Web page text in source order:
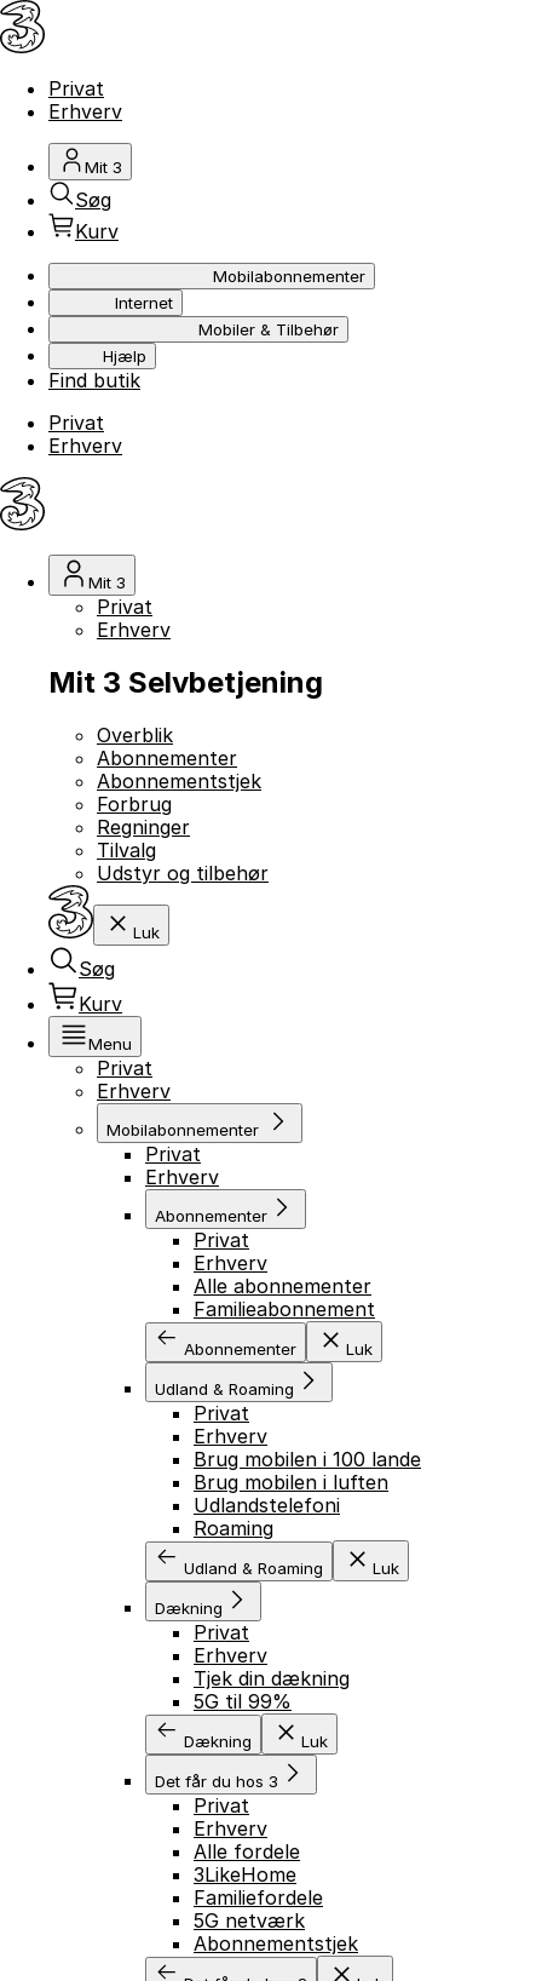
Privat
Erhverv
Mit 3
Søg
Kurv
Mobilabonnementer
Internet
Mobiler & Tilbehør
Hjælp
Find butik
Privat
Erhverv
Mit 3
Privat
Erhverv
Mit 3 Selvbetjening
Overblik
Abonnementer
Abonnementstjek
Forbrug
Regninger
Tilvalg
Udstyr og tilbehør
Luk
Søg
Kurv
Menu
Privat
Erhverv
Mobilabonnementer
Privat
Erhverv
Abonnementer
Privat
Erhverv
Alle abonnementer
Familieabonnement
Abonnementer Luk
Udland & Roaming
Privat
Erhverv
Brug mobilen i 100 lande
Brug mobilen i luften
Udlandstelefoni
Roaming
Udland & Roaming Luk
Dækning
Privat
Erhverv
Tjek din dækning
5G til 99%
Dækning Luk
Det får du hos 3
Privat
Erhverv
Alle fordele
3LikeHome
Familiefordele
5G netværk
Abonnementstjek